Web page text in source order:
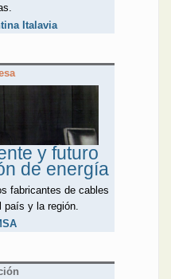
Italavia
y futuro
de energía
fabricantes de cables
y la región.